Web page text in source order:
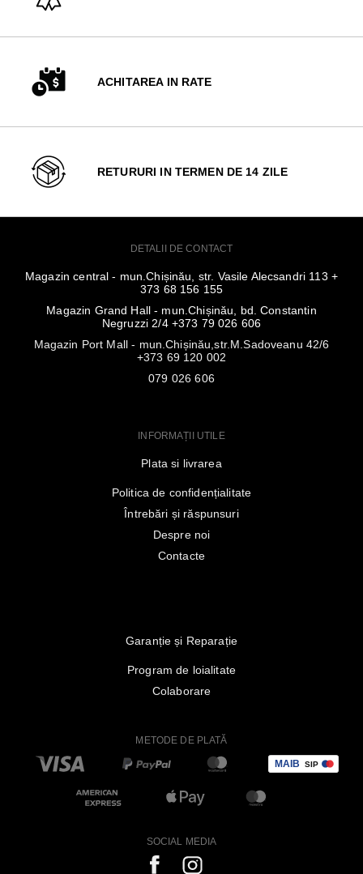
ACHITAREA IN RATE
RETURURI IN TERMEN DE 14 ZILE
DETALII DE CONTACT
Magazin central - mun.Chișinău, str. Vasile Alecsandri 113 +
373 68 156 155
Magazin Grand Hall - mun.Chișinău, bd. Constantin
Negruzzi 2/4 +373 79 026 606
Magazin Port Mall - mun.Chișinău,str.M.Sadoveanu 42/6
+373 69 120 002
079 026 606
INFORMAȚII UTILE
Plata si livrarea
Politica de confidențialitate
Întrebări și răspunsuri
Despre noi
Contacte
Garanție și Reparație
Program de loialitate
Colaborare
METODE DE PLATĂ
SOCIAL MEDIA